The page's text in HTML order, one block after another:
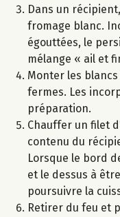
Dans un
fromage blanc.
égouttées, le
mélange « ail et
Monter les
fermes. Les
préparation.
Chauffer un filet
contenu du
Lorsque le bord
et le dessus à
poursuivre la
Retirer du feu et